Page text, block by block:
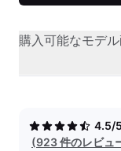
購入可能なモデル
4.5/5
(923 件のレビュ